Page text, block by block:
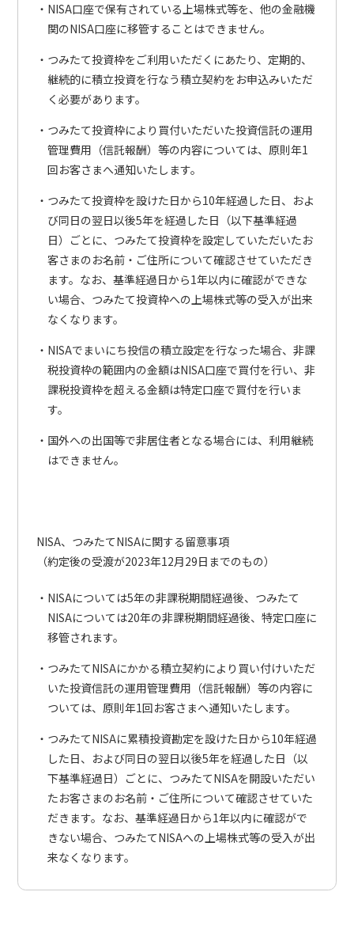
NISA口座で保有されている上場株式等を、他の金融機
関のNISA口座に移管することはできません。
つみたて投資枠をご利用いただくにあたり、定期的、
継続的に積立投資を行なう積立契約をお申込みいただ
く必要があります。
つみたて投資枠により買付いただいた投資信託の運用
管理費用（信託報酬）等の内容については、原則年1
回お客さまへ通知いたします。
つみたて投資枠を設けた日から10年経過した日、およ
び同日の翌日以後5年を経過した日（以下基準経過
日）ごとに、つみたて投資枠を設定していただいたお
客さまのお名前・ご住所について確認させていただき
ます。なお、基準経過日から1年以内に確認ができな
い場合、つみたて投資枠への上場株式等の受入が出来
なくなります。
NISAでまいにち投信の積立設定を行なった場合、非課
税投資枠の範囲内の金額はNISA口座で買付を行い、非
課税投資枠を超える金額は特定口座で買付を行いま
す。
国外への出国等で非居住者となる場合には、利用継続
はできません。
NISA、つみたてNISAに関する留意事項
（約定後の受渡が2023年12月29日までのもの）
NISAについては5年の非課税期間経過後、つみたて
NISAについては20年の非課税期間経過後、特定口座に
移管されます。
つみたてNISAにかかる積立契約により買い付けいただ
いた投資信託の運用管理費用（信託報酬）等の内容に
ついては、原則年1回お客さまへ通知いたします。
つみたてNISAに累積投資勘定を設けた日から10年経過
した日、および同日の翌日以後5年を経過した日（以
下基準経過日）ごとに、つみたてNISAを開設いただい
たお客さまのお名前・ご住所について確認させていた
だきます。なお、基準経過日から1年以内に確認がで
きない場合、つみたてNISAへの上場株式等の受入が出
来なくなります。